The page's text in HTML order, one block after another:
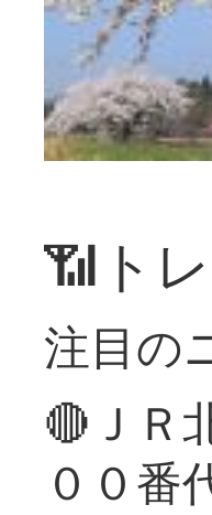
📶ト
注目の
🔴ＪＲ
００番